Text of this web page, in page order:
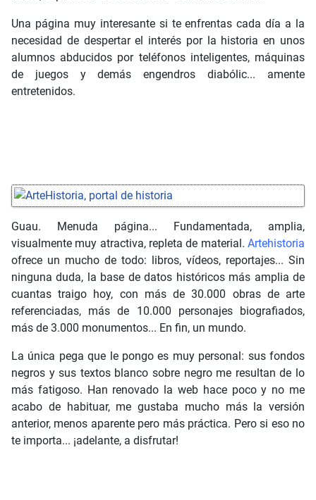
Una página muy interesante si te enfrentas cada día a la
necesidad de despertar el interés por la historia en unos
alumnos abducidos por teléfonos inteligentes, máquinas
de juegos y demás engendros diabólic... amente
entretenidos.
Guau. Menuda página... Fundamentada, amplia,
visualmente muy atractiva, repleta de material. Artehistoria
ofrece un mucho de todo: libros, vídeos, reportajes... Sin
ninguna duda, la base de datos históricos más amplia de
cuantas traigo hoy, con más de 30.000 obras de arte
referenciadas, más de 10.000 personajes biografiados,
más de 3.000 monumentos... En fin, un mundo.
La única pega que le pongo es muy personal: sus fondos
negros y sus textos blanco sobre negro me resultan de lo
más fatigoso. Han renovado la web hace poco y no me
acabo de habituar, me gustaba mucho más la versión
anterior, menos aparente pero más práctica. Pero si eso no
te importa... ¡adelante, a disfrutar!